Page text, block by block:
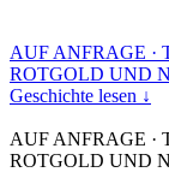
AUF ANFRAGE ·
ROTGOLD UND
Geschichte lesen ↓
AUF ANFRAGE ·
ROTGOLD UND